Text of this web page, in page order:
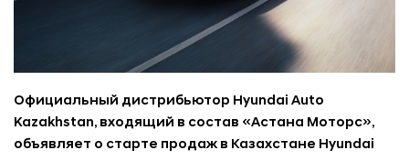
Официальный дистрибьютор Hyundai Auto
Kazakhstan, входящий в состав «Астана Моторс»,
объявляет о старте продаж в Казахстане Hyundai